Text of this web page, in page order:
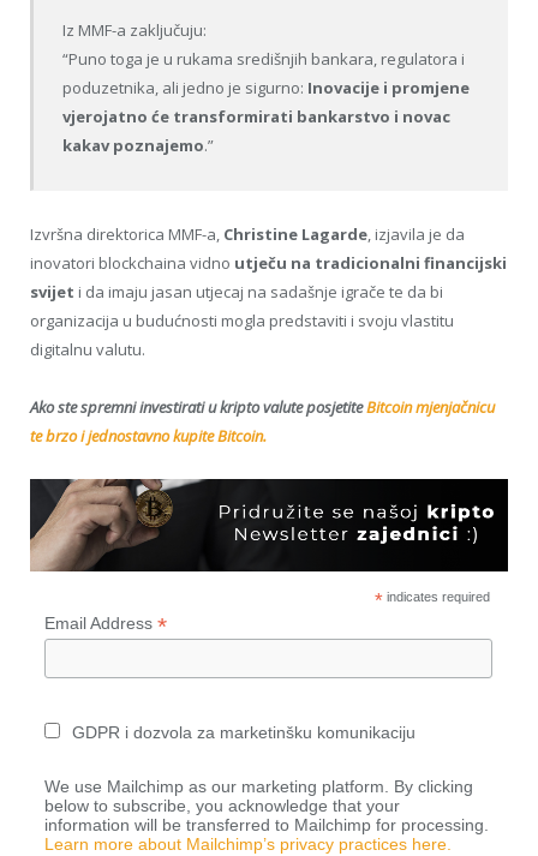
Iz MMF-a zaključuju:
“Puno toga je u rukama središnjih bankara, regulatora i
poduzetnika, ali jedno je sigurno: Inovacije i promjene
vjerojatno će transformirati bankarstvo i novac
kakav poznajemo.”
Izvršna direktorica MMF-a, Christine Lagarde, izjavila je da
inovatori blockchaina vidno utječu na tradicionalni financijski
svijet i da imaju jasan utjecaj na sadašnje igrače te da bi
organizacija u budućnosti mogla predstaviti i svoju vlastitu
digitalnu valutu.
Ako ste spremni investirati u kripto valute posjetiteBitcoin mjenjačnicu
te brzo i jednostavno kupite Bitcoin.
*indicates required
Email Address *
GDPR i dozvola za marketinšku komunikaciju
We use Mailchimp as our marketing platform. By clicking
below to subscribe, you acknowledge that your
information will be transferred to Mailchimp for processing.
Learn more about Mailchimp’s privacy practices here.